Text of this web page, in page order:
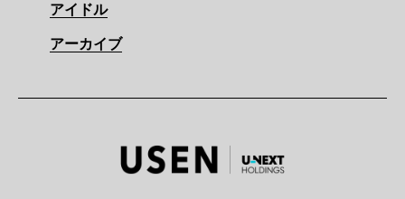
アイドル
アーカイブ